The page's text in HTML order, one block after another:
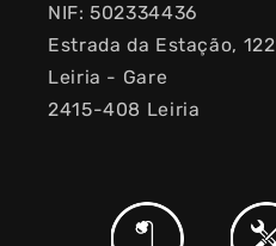
NIF: 502334436
Estrada da Estação, 122
Leiria - Gare
2415-408 Leiria